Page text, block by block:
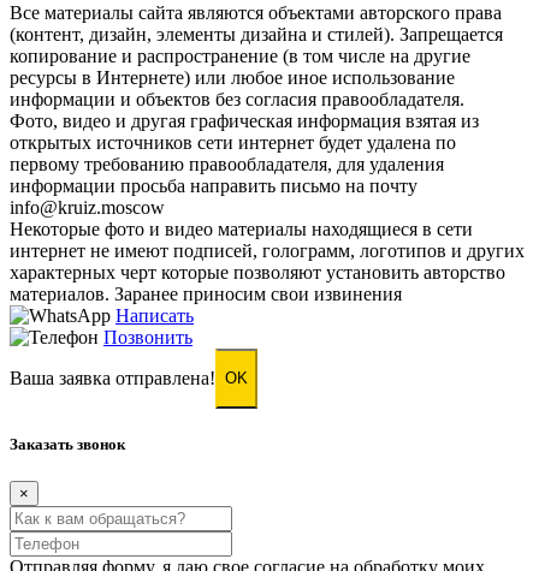
Все материалы сайта являются объектами авторского права
(контент, дизайн, элементы дизайна и стилей). Запрещается
копирование и распространение (в том числе на другие
ресурсы в Интернете) или любое иное использование
информации и объектов без согласия правообладателя.
Фото, видео и другая графическая информация взятая из
открытых источников сети интернет будет удалена по
первому требованию правообладателя, для удаления
информации просьба направить письмо на почту
info@kruiz.moscow
Некоторые фото и видео материалы находящиеся в сети
интернет не имеют подписей, голограмм, логотипов и других
характерных черт которые позволяют установить авторство
материалов. Заранее приносим свои извинения
Написать
Позвонить
Ваша заявка отправлена! OK
Заказать звонок
×